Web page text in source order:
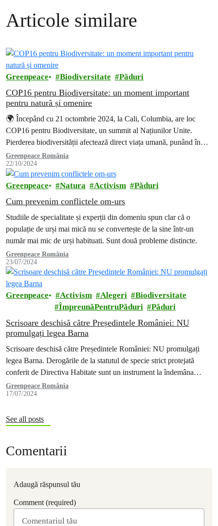
Articole similare
Greenpeace Biodiversitate Păduri
COP16 pentru Biodiversitate: un moment important
pentru natură și omenire
🌍 Începând cu 21 octombrie 2024, la Cali, Columbia, are loc
COP16 pentru Biodiversitate, un summit al Națiunilor Unite.
Pierderea biodiversității afectează direct viața umană, punând în
pericol accesul la hrană, apă potabilă și stabilitatea climatică.
COP16 oferă șansa de a schimba direcția și de a lua măsuri
decisive pentru protejarea ecosistemelor vitale.
Greenpeace România
22/10/2024
Greenpeace Natura Activism Păduri
Cum prevenim conflictele om-urs
Studiile de specialitate și experții din domeniu spun clar că o
populație de urși mai mică nu se convertește de la sine într-un
număr mai mic de urși habituati. Sunt două probleme distincte.
Greenpeace România
23/07/2024
Greenpeace Activism Alegeri
Biodiversitate
ÎmpreunăPentruPăduri
Păduri
Scrisoare deschisă către Președintele României: NU
promulgați legea Barna
Scrisoare deschisă către Președintele României: NU promulgați
legea Barna. Derogările de la statutul de specie strict protejată
conferit de Directiva Habitate sunt un instrument la îndemâna
fiecărui stat membru pentru a reduce conflictele, inclusiv cu ursul
brun, însă, în România, cu toate că în ultimii ani s-au aprobat cote
Greenpeace România
17/07/2024
See all posts
Comentarii
Adaugă răspunsul tău
Comment (required)